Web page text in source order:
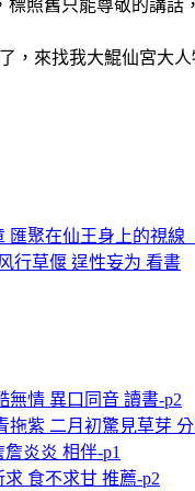
照舊只能尊敬的講
，來找我大鯤仙宮大
聚在仙王身上的視線
行草偃 逞性妄为 看書
無情 異口同音 讀書-p2
紫 二月初驚見草芽 分
炎炎 相伴-p1
食不求甘 推薦-p2